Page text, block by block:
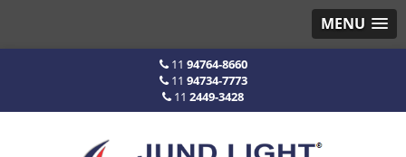
MENU
11 94764-8660
11 94734-7773
11 2449-3428